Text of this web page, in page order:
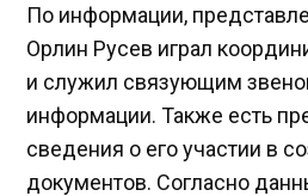
По информации,
Орлин Русев играл
и служил связующим
информации. Также есть
сведения о его участии в
документов. Согласно